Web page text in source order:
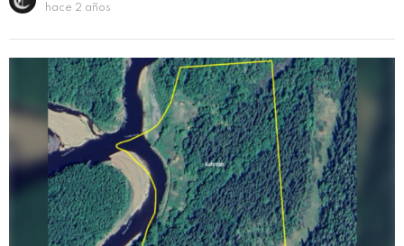
hace 2 años